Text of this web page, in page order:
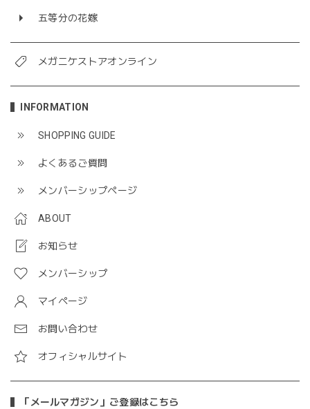
五等分の花嫁
メガニケストアオンライン
INFORMATION
SHOPPING GUIDE
よくあるご質問
メンバーシップページ
ABOUT
お知らせ
メンバーシップ
マイページ
お問い合わせ
オフィシャルサイト
「メールマガジン」ご登録はこちら